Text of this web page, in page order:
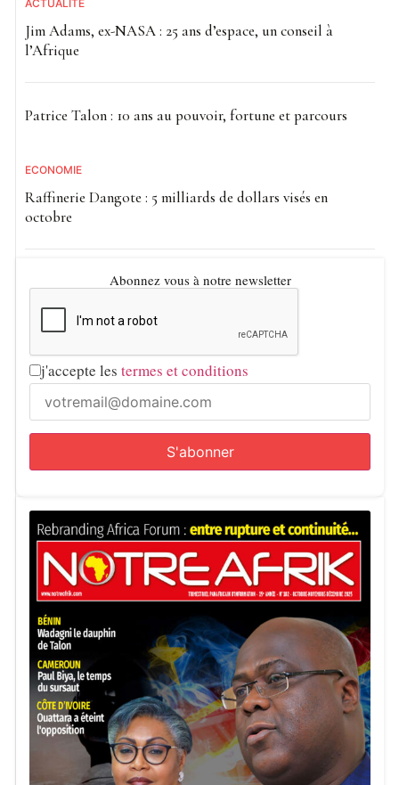
ACTUALITE
Jim Adams, ex-NASA : 25 ans d’espace, un conseil à
l’Afrique
Patrice Talon : 10 ans au pouvoir, fortune et parcours
ECONOMIE
Raffinerie Dangote : 5 milliards de dollars visés en
octobre
Abonnez vous à notre newsletter
j'accepte les termes et conditions